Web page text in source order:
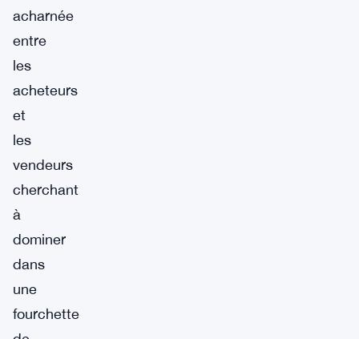
acharnée
entre
les
acheteurs
et
les
vendeurs
cherchant
à
dominer
dans
une
fourchette